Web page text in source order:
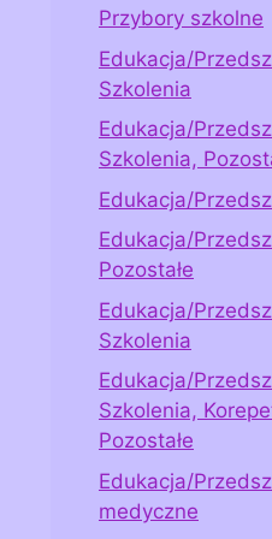
Przybory szkolne
Edukacja/
Szkolenia
Edukacja/
Szkolenia,
Edukacja/
Edukacja/
Pozostałe
Edukacja/
Szkolenia
Edukacja/
Szkolenia,
Pozostałe
Edukacja/
medyczne